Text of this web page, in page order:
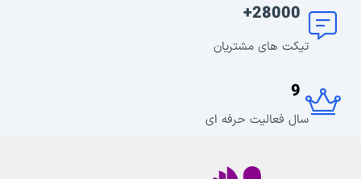
28000+
تیکت های مشتریان
9
سال فعالیت حرفه ای